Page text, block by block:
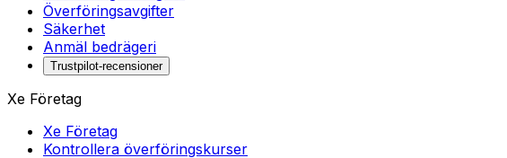
Överföringsavgifter
Säkerhet
Anmäl bedrägeri
Trustpilot-recensioner
Xe Företag
Xe Företag
Kontrollera överföringskurser